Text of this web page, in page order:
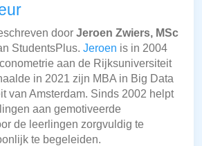
door Jeroen Zwiers, MSc
StudentsPlus. Jeroen is in 2004
aan de Rijksuniversiteit
in 2021 zijn MBA in Big Data
van Amsterdam. Sinds 2002 helpt
aan gemotiveerde
de leerlingen zorgvuldig te
te begeleiden.